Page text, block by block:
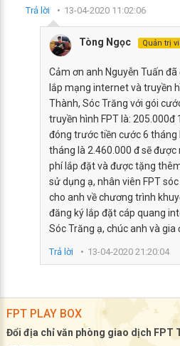
Trả lời 13-04-2020 11:02:06
Tòng Ngọc Quản trị
Cảm ơn anh Nguyễn Tuấn
lắp mạng internet và truyền
Thành, Sóc Trăng với gói
truyền hình FPT là: 205.000đ
đóng trước tiền cước 6 tháng
tháng là 2.460.000 đ sẽ
phí lắp đặt và được tặng
sử dụng ạ, nhân viên FPT
cho anh về chương trình
đăng ký lắp đặt cáp quang
Sóc Trăng ạ, chúc anh và gia
Trả lời 13-04-2020 21:20:04
FPT PLAY BOX
Đổi địa chỉ văn phòng giao dịch FPT